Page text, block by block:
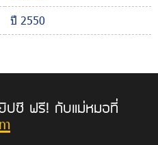
ปี 2550
ปซี ฟรี! กับแม่หมอที่